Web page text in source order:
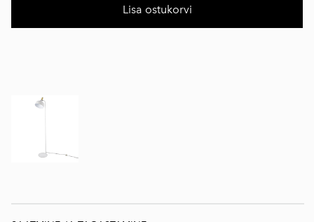
Lisa ostukorvi